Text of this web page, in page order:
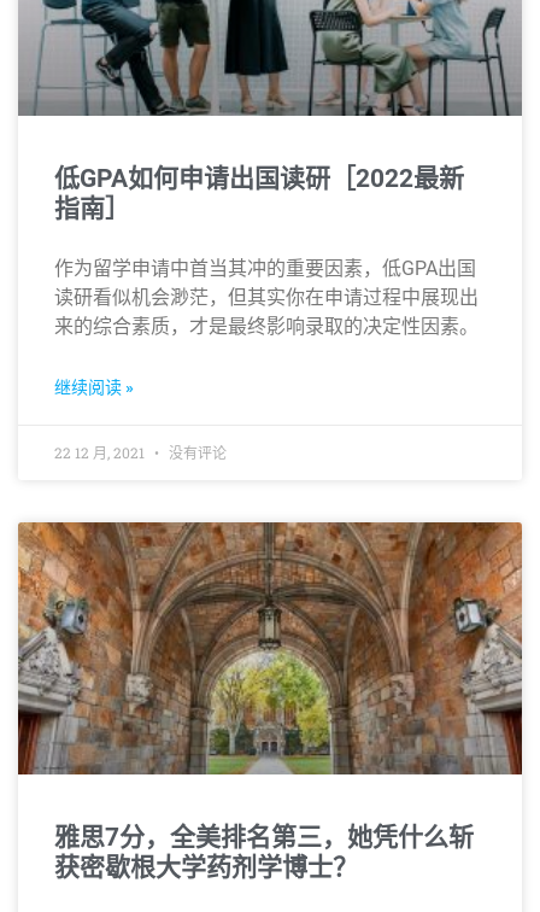
低GPA如何申请出国读研［2022最新
指南］
作为留学申请中首当其冲的重要因素，低GPA出国
读研看似机会渺茫，但其实你在申请过程中展现出
来的综合素质，才是最终影响录取的决定性因素。
继续阅读 »
22 12 月, 2021 没有评论
雅思7分，全美排名第三，她凭什么斩
获密歇根大学药剂学博士？